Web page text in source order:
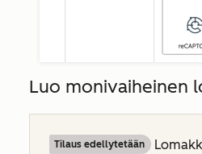
Luo monivaiheinen
Tilaus edellytetään